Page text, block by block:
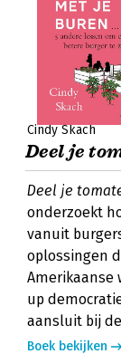
Cindy Skach
Deel je
Deel je
onderzoekt
vanuit
oplossingen
Amerikaanse
up
aansluit bij
Boek bekijken